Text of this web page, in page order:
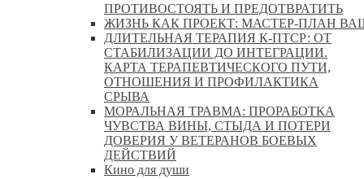
ПРОТИВОСТОЯТЬ И ПРЕДОТВРАТИТЬ
ЖИЗНЬ КАК ПРОЕКТ: МАСТЕР‑ПЛАН
ДЛИТЕЛЬНАЯ ТЕРАПИЯ К-ПТСР: ОТ
СТАБИЛИЗАЦИИ ДО ИНТЕГРАЦИИ.
КАРТА ТЕРАПЕВТИЧЕСКОГО ПУТИ,
ОТНОШЕНИЯ И ПРОФИЛАКТИКА
СРЫВА
МОРАЛЬНАЯ ТРАВМА: ПРОРАБОТКА
ЧУВСТВА ВИНЫ, СТЫДА И ПОТЕРИ
ДОВЕРИЯ У ВЕТЕРАНОВ БОЕВЫХ
ДЕЙСТВИЙ
Кино для души